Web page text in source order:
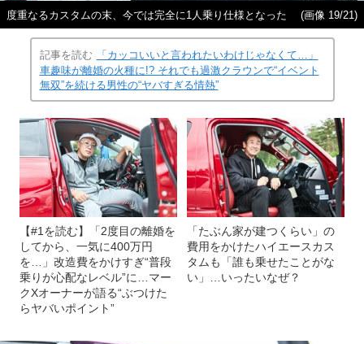
度重なるカスタムの末、今では完全に1人乗り仕様となった (画像 19/21)
記事を読む
「カッコいいと言われたいわけじゃなくて…」
車趣味が離婚の火種に!? それでも過激クラウンで“イベント
無双”を続ける男性の“ヤバすぎる情熱”
【#1を読む】「2度目の離婚を
してから、一気に400万円
を…」改造費をかけすぎ“普段
乗りが心配なレベル”に…マー
クXオーナーが語る“ぶつけた
らヤバいポイント”
「たぶん家が建つくらい」の
費用をかけたハイエースカス
タムも「誰も乗せたことがな
い」…いったいなぜ？